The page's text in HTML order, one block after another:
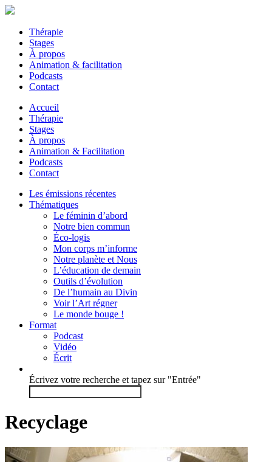
Thérapie
Stages
À propos
Animation & facilitation
Podcasts
Contact
Accueil
Thérapie
Stages
À propos
Animation & Facilitation
Podcasts
Contact
Les émissions récentes
Thématiques
Le féminin d’abord
Notre bien commun
Éco-logis
Mon corps m’informe
Notre planète et Nous
L’éducation de demain
Outils d’évolution
De l’humain au Divin
Voir l’Art régner
Le monde bouge !
Format
Podcast
Vidéo
Écrit
Écrivez votre recherche et tapez sur "Entrée"
Recyclage